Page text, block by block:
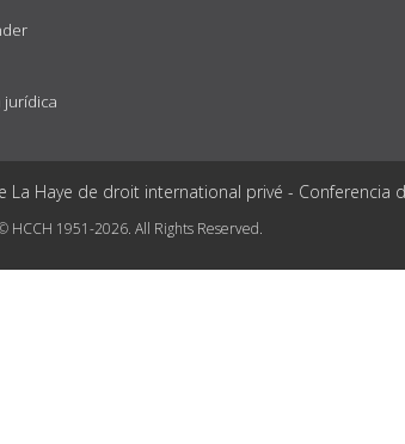
jurídica
Haye de droit international privé - Conferencia
HCCH 1951-2026. All Rights Reserved.